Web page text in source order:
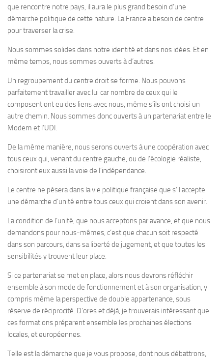
que rencontre notre pays, il aura le plus grand besoin d’une
démarche politique de cette nature. La France a besoin de centre
pour traverser la crise.
Nous sommes solides dans notre identité et dans nos idées. Et en
même temps, nous sommes ouverts à d’autres.
Un regroupement du centre droit se forme. Nous pouvons
parfaitement travailler avec lui car nombre de ceux qui le
composent ont eu des liens avec nous, même s’ils ont choisi un
autre chemin. Nous sommes donc ouverts à un partenariat entre le
Modem et l’UDI.
De la même manière, nous serons ouverts à une coopération avec
tous ceux qui, venant du centre gauche, ou de l’écologie réaliste,
choisiront eux aussi la voie de l’indépendance.
Le centre ne pèsera dans la vie politique française que s’il accepte
une démarche d’unité entre tous ceux qui croient dans son avenir.
La condition de l’unité, que nous acceptons par avance, et que nous
demandons pour nous-mêmes, c’est que chacun soit respecté
dans son parcours, dans sa liberté de jugement, et que toutes les
sensibilités y trouvent leur place.
Si ce partenariat se met en place, alors nous devrons réfléchir
ensemble à son mode de fonctionnement et à son organisation, y
compris même la perspective de double appartenance, sous
réserve de réciprocité. D’ores et déjà, je trouverais intéressant que
ces formations préparent ensemble les prochaines élections
locales, et européennes.
Telle est la démarche que je vous propose, dont nous débattrons,